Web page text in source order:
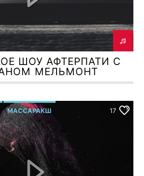
( CCCP CREW MIX 55
ШОУ АФТЕРПАТИ С
МЕЛЬМОНТ
МАССАРАКШ 17